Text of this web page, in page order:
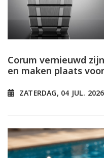
Corum vernieuwd
en maken plaats
ZATERDAG, 04 JUL. 2026